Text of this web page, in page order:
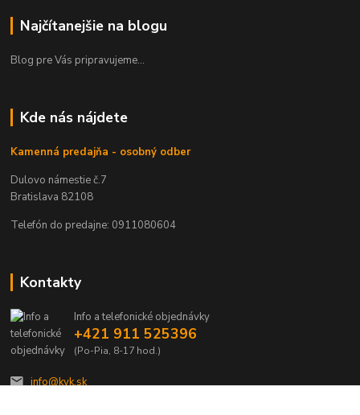
Najčítanejšie na blogu
Blog pre Vás pripravujeme...
Kde nás nájdete
Kamenná predajňa - osobný odber
Dulovo námestie č.7
Bratislava 82108
Telefón do predajne: 0911080604
Kontakty
Info a telefonické objednávky
+421 911 525396
(Po-Pia, 8-17 hod.)
info@kvk.sk